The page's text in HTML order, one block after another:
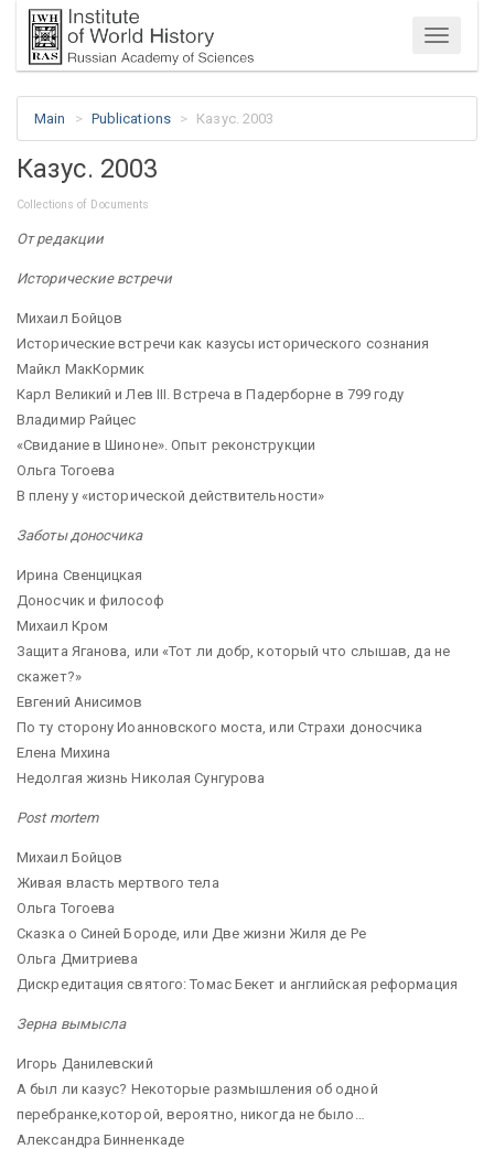
Menu
Main Publications Казус. 2003
Казус. 2003
Collections of Documents
От редакции
Исторические встречи
Михаил Бойцов
Исторические встречи как казусы исторического сознания
Майкл МакКормик
Карл Великий и Лев III. Встреча в Падерборне в 799 году
Владимир Райцес
«Свидание в Шиноне». Опыт реконструкции
Ольга Тогоева
В плену у «исторической действительности»
Заботы доносчика
Ирина Свенцицкая
Доносчик и философ
Михаил Кром
Защита Яганова, или «Тот ли добр, который что слышав, да не
скажет?»
Евгений Анисимов
По ту сторону Иоанновского моста, или Страхи доносчика
Елена Михина
Недолгая жизнь Николая Сунгурова
Post mortem
Михаил Бойцов
Живая власть мертвого тела
Ольга Тогоева
Сказка о Синей Бороде, или Две жизни Жиля де Ре
Ольга Дмитриева
Дискредитация святого: Томас Бекет и английская реформация
Зерна вымысла
Игорь Данилевский
А был ли казус? Некоторые размышления об одной
перебранке,которой, вероятно, никогда не было…
Александра Бинненкаде